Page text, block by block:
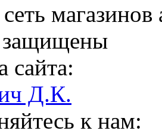
магазинов
защищены
сайта:
Д.К.
к нам: